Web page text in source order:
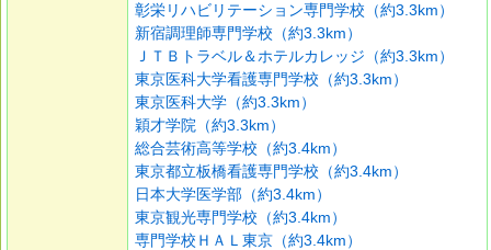
彰栄リハビリテーション専門学校（約3.3km）
新宿調理師専門学校（約3.3km）
ＪＴＢトラベル＆ホテルカレッジ（約3.3km）
東京医科大学看護専門学校（約3.3km）
東京医科大学（約3.3km）
穎才学院（約3.3km）
総合芸術高等学校（約3.4km）
東京都立板橋看護専門学校（約3.4km）
日本大学医学部（約3.4km）
東京観光専門学校（約3.4km）
専門学校ＨＡＬ東京（約3.4km）